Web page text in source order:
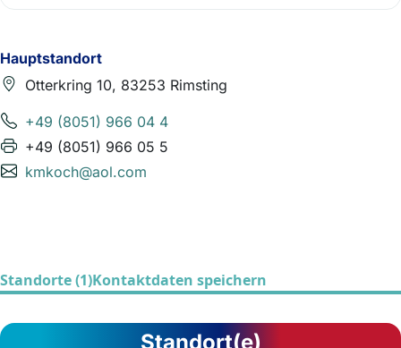
Hauptstandort
Otterkring 10, 83253 Rimsting
+49 (8051) 966 04 4
+49 (8051) 966 05 5
kmkoch@aol.com
Standorte (1)Kontaktdaten speichern
Standort(e)